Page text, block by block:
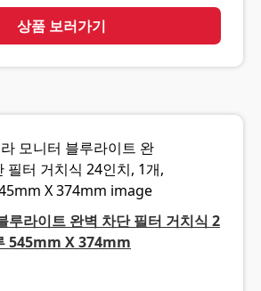
상품 보러가기
루라이트 완벽 차단 필터 거치식 2
545mm X 374mm